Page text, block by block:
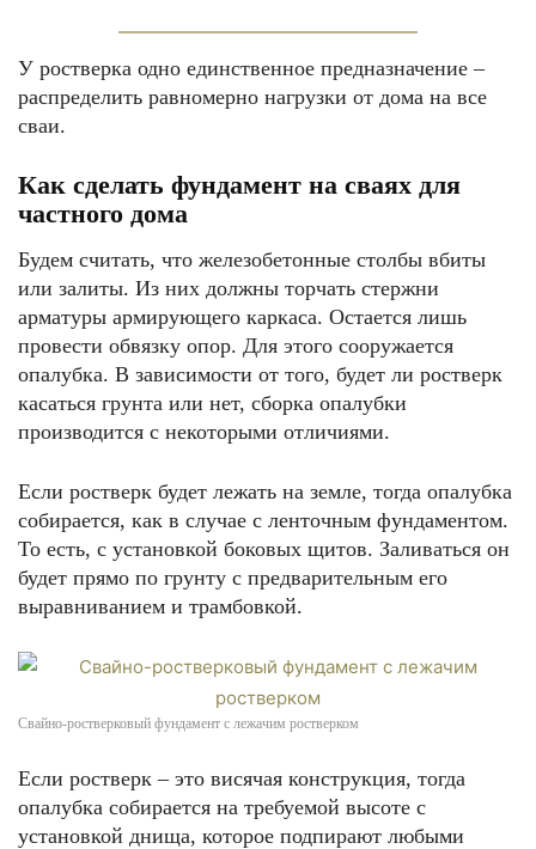
У ростверка одно единственное предназначение –
распределить равномерно нагрузки от дома на все
сваи.
Как сделать фундамент на сваях для
частного дома
Будем считать, что железобетонные столбы вбиты
или залиты. Из них должны торчать стержни
арматуры армирующего каркаса. Остается лишь
провести обвязку опор. Для этого сооружается
опалубка. В зависимости от того, будет ли ростверк
касаться грунта или нет, сборка опалубки
производится с некоторыми отличиями.
Если ростверк будет лежать на земле, тогда опалубка
собирается, как в случае с ленточным фундаментом.
То есть, с установкой боковых щитов. Заливаться он
будет прямо по грунту с предварительным его
выравниванием и трамбовкой.
Свайно-ростверковый фундамент с лежачим ростверком
Если ростверк – это висячая конструкция, тогда
опалубка собирается на требуемой высоте с
установкой днища, которое подпирают любыми